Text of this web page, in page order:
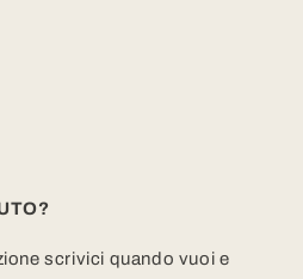
scrivici quando vuoi e